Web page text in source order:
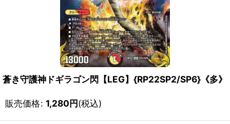
蒼き守護神ドギラゴン閃【LEG】{RP22SP2/SP6}《多》
販売価格: 1,280円(税込)